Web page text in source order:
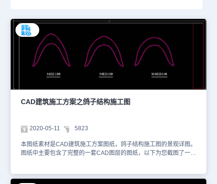
CAD建筑施工方案之鸽子结构施工图
2020-05-11 5823
本图纸素材是CAD建筑施工方案图纸，鸽子结构施工图的景观详图。
图纸中主要包含了完整的一套CAD图层的图纸，以下为您截图了一些
请勿用于商业用途。更多CAD机械零件制图的图纸库资源，可关注浩